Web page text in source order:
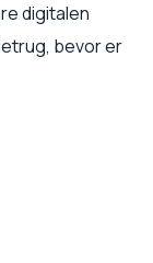
digitalen
bevor er